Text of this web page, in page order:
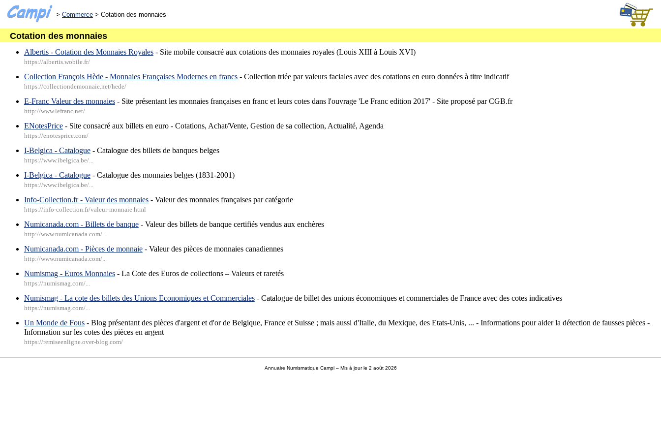
> Commerce > Cotation des monnaies
Cotation des monnaies
Albertis - Cotation des Monnaies Royales- Site mobile consacré aux cotations des monnaies royales (Louis XIII à Louis XVI)
https://albertis.wobile.fr/
Collection François Hède - Monnaies Françaises Modernes en francs- Collection triée par valeurs faciales avec des cotations en euro données à titre indicatif
https://collectiondemonnaie.net/hede/
E-Franc Valeur des monnaies- Site présentant les monnaies françaises en franc et leurs cotes dans l'ouvrage 'Le Franc edition 2017' - Site proposé par CGB.fr
http://www.lefranc.net/
ENotesPrice- Site consacré aux billets en euro - Cotations, Achat/Vente, Gestion de sa collection, Actualité, Agenda
https://enotesprice.com/
I-Belgica - Catalogue- Catalogue des billets de banques belges
https://www.ibelgica.be/...
I-Belgica - Catalogue- Catalogue des monnaies belges (1831-2001)
https://www.ibelgica.be/...
Info-Collection.fr - Valeur des monnaies- Valeur des monnaies françaises par catégorie
https://info-collection.fr/valeur-monnaie.html
Numicanada.com - Billets de banque- Valeur des billets de banque certifiés vendus aux enchères
http://www.numicanada.com/...
Numicanada.com - Pièces de monnaie- Valeur des pièces de monnaies canadiennes
http://www.numicanada.com/...
Numismag - Euros Monnaies- La Cote des Euros de collections – Valeurs et raretés
https://numismag.com/...
Numismag - La cote des billets des Unions Economiques et Commerciales- Catalogue de billet des unions économiques et commerciales de France avec des cotes indicatives
https://numismag.com/...
Un Monde de Fous- Blog présentant des pièces d'argent et d'or de Belgique, France et Suisse ; mais aussi d'Italie, du Mexique, des Etats-Unis, ... - Informations pour aider la détection de fausses pièces -
Information sur les cotes des pièces en argent
https://remiseenligne.over-blog.com/
Annuaire Numismatique Campi– Mis à jour le 2 août 2026